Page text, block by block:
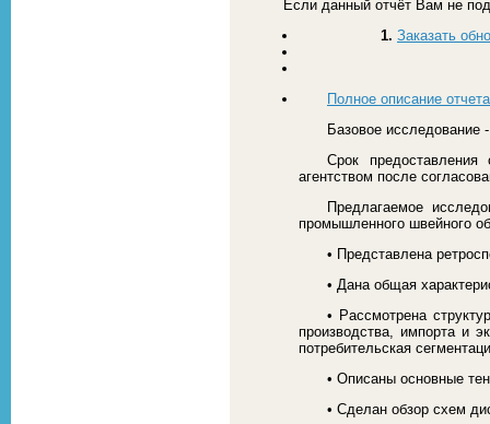
Если данный отчёт Вам не
1. Заказать
Полное описание отчета
Базовое исследование
Срок
агентством после
Предлагаемое
промышленного швейного
• Представлена
• Дана общая
• Рассмотрена
производства, импорта и
потребительская
• Описаны основные
• Сделан обзор схем